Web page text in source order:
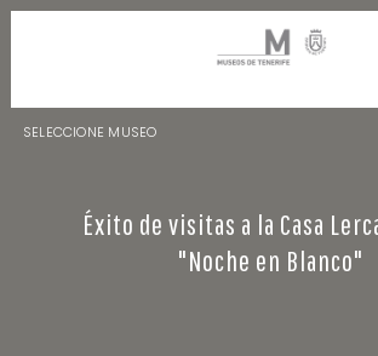
SELECCIONE MUSEO
NATURALEZA Y ARQUEOLOGÍA
Éxito de visitas a la Casa
"Noche en Blanco"